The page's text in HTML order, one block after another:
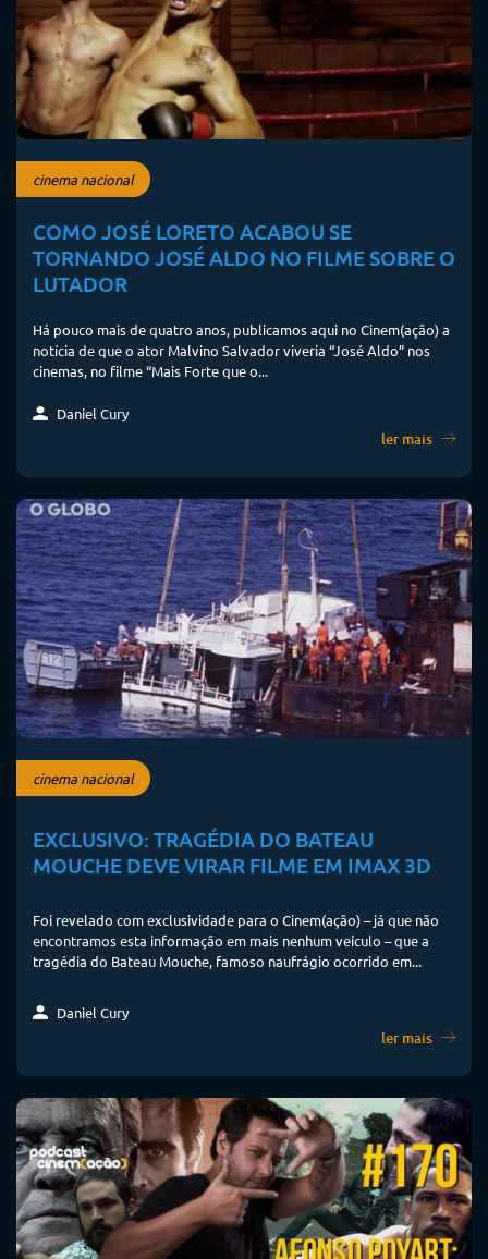
cinema nacional
COMO JOSÉ LORETO ACABOU SE
TORNANDO JOSÉ ALDO NO FILME SOBRE O
LUTADOR
Há pouco mais de quatro anos, publicamos aqui no Cinem(ação) a
notícia de que o ator Malvino Salvador viveria “José Aldo” nos
cinemas, no filme “Mais Forte que o...
Daniel Cury
ler mais
cinema nacional
EXCLUSIVO: TRAGÉDIA DO BATEAU
MOUCHE DEVE VIRAR FILME EM IMAX 3D
Foi revelado com exclusividade para o Cinem(ação) – já que não
encontramos esta informação em mais nenhum veículo – que a
tragédia do Bateau Mouche, famoso naufrágio ocorrido em...
Daniel Cury
ler mais